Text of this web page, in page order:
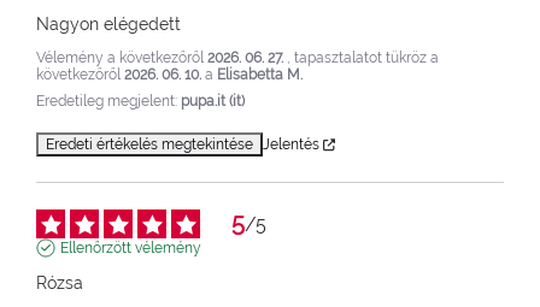
Nagyon elégedett
Vélemény a következőről 2026. 06. 27. , tapasztalatot tükröz a
következőről 2026. 06. 10. a Elisabetta M.
Eredetileg megjelent: pupa.it (it)
Eredeti értékelés megtekintése Jelentés
5/5
Ellenőrzött vélemény
Rózsa